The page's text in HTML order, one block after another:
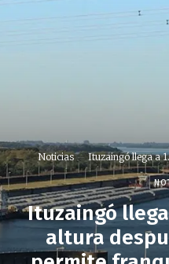
Noticias Ituzaingó llega a
Ituzaingó
altura